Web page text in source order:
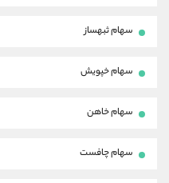
سهام ثبهساز
سهام خپویش
سهام خاهن
سهام چافست